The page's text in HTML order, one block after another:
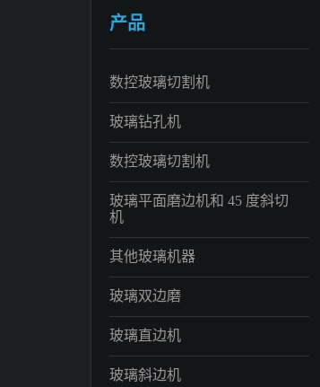
产品
数控玻璃切割机
玻璃钻孔机
数控玻璃切割机
玻璃平面磨边机和 45 度斜切
机
其他玻璃机器
玻璃双边磨
玻璃直边机
玻璃斜边机